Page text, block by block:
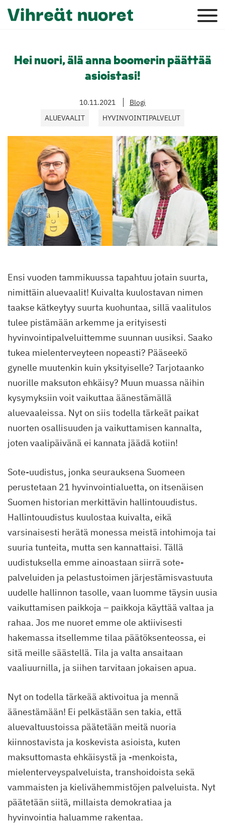
Hei nuori, älä anna boomerin päättää
asioistasi!
10.11.2021
Blogi
ALUEVAALIT
HYVINVOINTIPALVELUT
Ensi vuoden tammikuussa tapahtuu jotain suurta,
nimittäin aluevaalit! Kuivalta kuulostavan nimen
taakse kätkeytyy suurta kuohuntaa, sillä vaalitulos
tulee pistämään arkemme ja erityisesti
hyvinvointipalveluittemme suunnan uusiksi. Saako
tukea mielenterveyteen nopeasti? Pääseekö
gynelle muutenkin kuin yksityiselle? Tarjotaanko
nuorille maksuton ehkäisy? Muun muassa näihin
kysymyksiin voit vaikuttaa äänestämällä
aluevaaleissa. Nyt on siis todella tärkeät paikat
nuorten osallisuuden ja vaikuttamisen kannalta,
joten vaalipäivänä ei kannata jäädä kotiin!
Sote-uudistus, jonka seurauksena Suomeen
perustetaan 21 hyvinvointialuetta, on itsenäisen
Suomen historian merkittävin hallintouudistus.
Hallintouudistus kuulostaa kuivalta, eikä
varsinaisesti herätä monessa meistä intohimoja tai
suuria tunteita, mutta sen kannattaisi. Tällä
uudistuksella emme ainoastaan siirrä sote-
palveluiden ja pelastustoimen järjestämisvastuuta
uudelle hallinnon tasolle, vaan luomme täysin uusia
vaikuttamisen paikkoja – paikkoja käyttää valtaa ja
rahaa. Jos me nuoret emme ole aktiivisesti
hakemassa itsellemme tilaa päätöksenteossa, ei
sitä meille säästellä. Tila ja valta ansaitaan
vaaliuurnilla, ja siihen tarvitaan jokaisen apua.
Nyt on todella tärkeää aktivoitua ja mennä
äänestämään! Ei pelkästään sen takia, että
aluevaltuustoissa päätetään meitä nuoria
kiinnostavista ja koskevista asioista, kuten
maksuttomasta ehkäisystä ja -menkoista,
mielenterveyspalveluista, transhoidoista sekä
vammaisten ja kielivähemmistöjen palveluista. Nyt
päätetään siitä, millaista demokratiaa ja
hyvinvointia haluamme rakentaa.